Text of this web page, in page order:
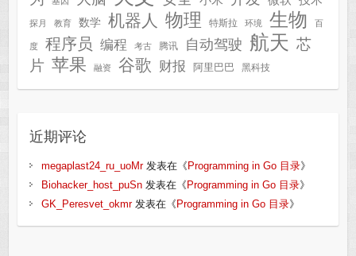
探月 教育 数学 机器人 物理 特斯拉 环境 生物 百
度 程序员 编程 考古 腾讯 自动驾驶 航天 芯
片 苹果 融资 谷歌 财报 阿里巴巴 黑科技
近期评论
megaplast24_ru_uoMr发表在《 Programming in Go 目录》
Biohacker_host_puSn发表在《 Programming in Go 目录》
GK_Peresvet_okmr发表在《 Programming in Go 目录》